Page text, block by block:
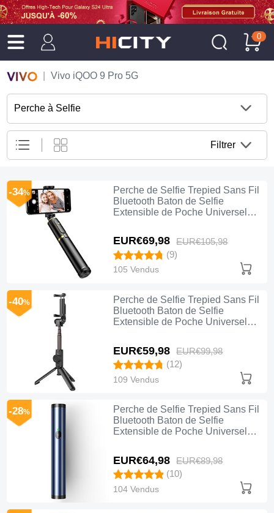
0
Vivo iQOO 9 Pro 5G
Perche à Selfie
Filtrer
Perche de Selfie Trepied Sans Fil
Bluetooth Baton de Selfie
Extensible de Poche Universel
EUR€69,98 EUR€105,98
-34%
(9)
105 Vendus
Perche de Selfie Trepied Sans Fil
Bluetooth Baton de Selfie
Extensible de Poche Universel
EUR€59,98 EUR€99,98
-40%
(12)
109 Vendus
Perche de Selfie Trepied Sans Fil
Bluetooth Baton de Selfie
Extensible de Poche Universel
EUR€64,98 EUR€89,98
-28%
(10)
104 Vendus